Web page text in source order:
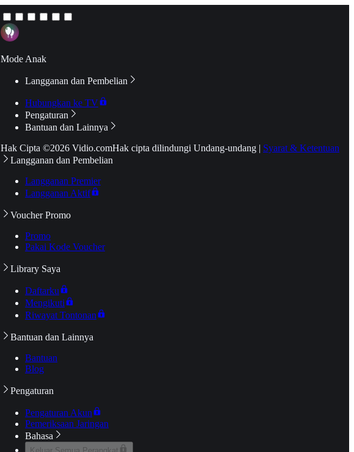
Mode Anak
Langganan dan Pembelian
Hubungkan ke TV
Pengaturan
Bantuan dan Lainnya
Hak Cipta ©2026 Vidio.comHak cipta dilindungi Undang-undang | Syarat & Ketentuan
Langganan dan Pembelian
Langganan Premier
Langganan Aktif
Voucher Promo
Promo
Pakai Kode Voucher
Library Saya
Daftarku
Mengikuti
Riwayat Tontonan
Bantuan dan Lainnya
Bantuan
Blog
Pengaturan
Pengaturan Akun
Pemeriksaan Jaringan
Bahasa